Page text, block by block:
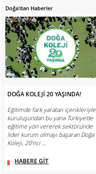
Doğa'dan Haberler
DOĞA KOLEJİ 20 YAŞINDA!
Eğitimde fark yaratan içerikleriyle
kuruluşundan bu yana Türkiye’de
eğitime yön vererek sektöründe
lider kurum olmayı başaran Doğa
Koleji, 20’nci ...
HABERE GİT